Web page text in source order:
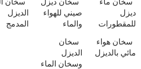
ديزل
للمقطورات
صيني للهواء
والماء
الديزل
المدمج
سخان هواء
مائي بالديزل
سخان
الديزل
وسخان الماء